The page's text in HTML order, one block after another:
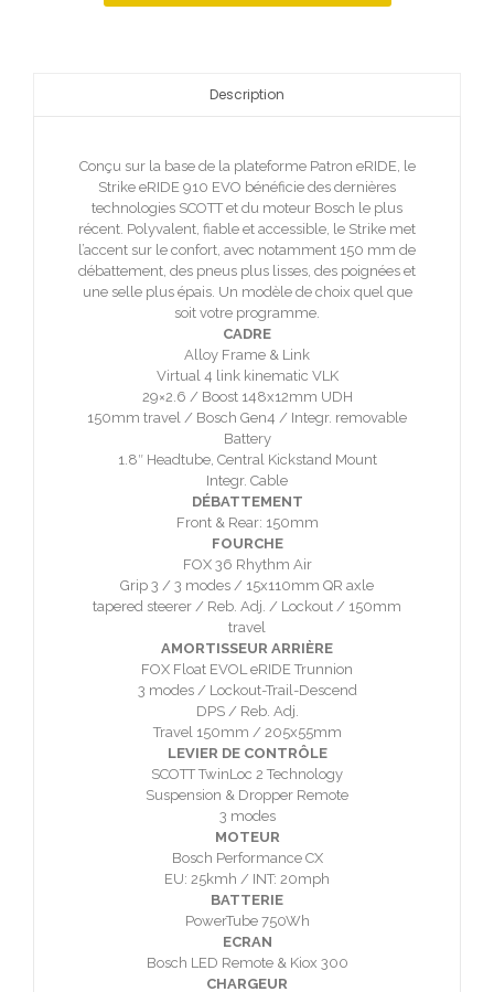
Description
Conçu sur la base de la plateforme Patron eRIDE, le
Strike eRIDE 910 EVO bénéficie des dernières
technologies SCOTT et du moteur Bosch le plus
récent. Polyvalent, fiable et accessible, le Strike met
l’accent sur le confort, avec notamment 150 mm de
débattement, des pneus plus lisses, des poignées et
une selle plus épais. Un modèle de choix quel que
soit votre programme.
CADRE
Alloy Frame & Link
Virtual 4 link kinematic VLK
29×2.6 / Boost 148x12mm UDH
150mm travel / Bosch Gen4 / Integr. removable
Battery
1.8″ Headtube, Central Kickstand Mount
Integr. Cable
DÉBATTEMENT
Front & Rear: 150mm
FOURCHE
FOX 36 Rhythm Air
Grip 3 / 3 modes / 15x110mm QR axle
tapered steerer / Reb. Adj. / Lockout / 150mm
travel
AMORTISSEUR ARRIÈRE
FOX Float EVOL eRIDE Trunnion
3 modes / Lockout-Trail-Descend
DPS / Reb. Adj.
Travel 150mm / 205x55mm
LEVIER DE CONTRÔLE
SCOTT TwinLoc 2 Technology
Suspension & Dropper Remote
3 modes
MOTEUR
Bosch Performance CX
EU: 25kmh / INT: 20mph
BATTERIE
PowerTube 750Wh
ECRAN
Bosch LED Remote & Kiox 300
CHARGEUR